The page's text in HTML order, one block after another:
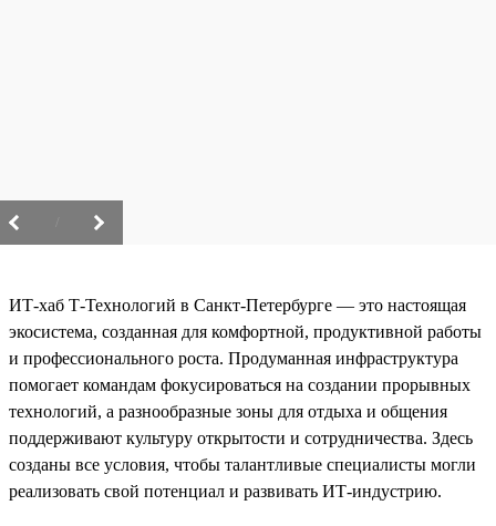
ИТ-хаб Т-Технологий в Санкт-Петербурге — это настоящая
экосистема, созданная для комфортной, продуктивной работы
и профессионального роста. Продуманная инфраструктура
помогает командам фокусироваться на создании прорывных
технологий, а разнообразные зоны для отдыха и общения
поддерживают культуру открытости и сотрудничества. Здесь
созданы все условия, чтобы талантливые специалисты могли
реализовать свой потенциал и развивать ИТ-индустрию.